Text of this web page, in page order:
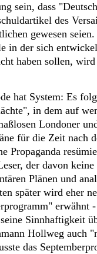
sein, dass
des
gewesen
in der sich
haben sollen,
hat System: Es
in dem auf
Londoner
für die Zeit nach
Propaganda
der davon
Plänen und
später wird eher
erwähnt
Sinnhaftigkeit
Hollweg auch
das